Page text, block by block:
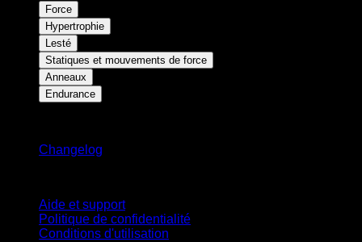
Force
Hypertrophie
Lesté
Statiques et mouvements de force
Anneaux
Endurance
Changelog
Aide et support
Politique de confidentialité
Conditions d'utilisation